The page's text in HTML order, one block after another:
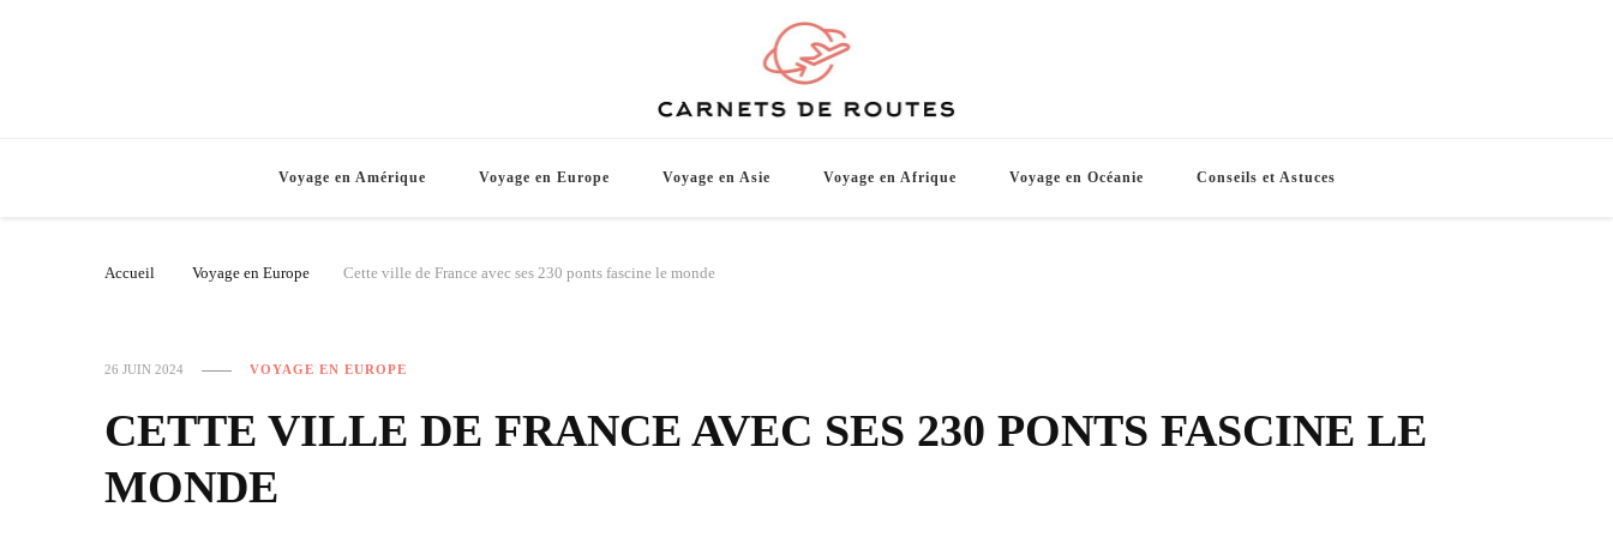
Carnets de Routes
Voyage en Amérique Voyage en Europe Voyage en Asie Voyage en Afrique Voyage en Océanie Conseils et Astuces
Accueil Voyage en Europe Cette ville de France avec ses 230 ponts fascine le monde
26 JUIN 2024 VOYAGE EN EUROPE
CETTE VILLE DE FRANCE AVEC SES 230 PONTS FASCINE LE
MONDE